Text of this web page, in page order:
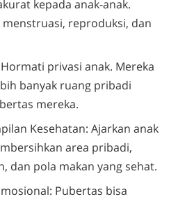
kepada anak-anak.
menstruasi, reproduksi, dan
privasi anak. Mereka
banyak ruang pribadi
mereka.
Kesehatan: Ajarkan anak
area pribadi,
dan pola makan yang sehat.
Pubertas bisa